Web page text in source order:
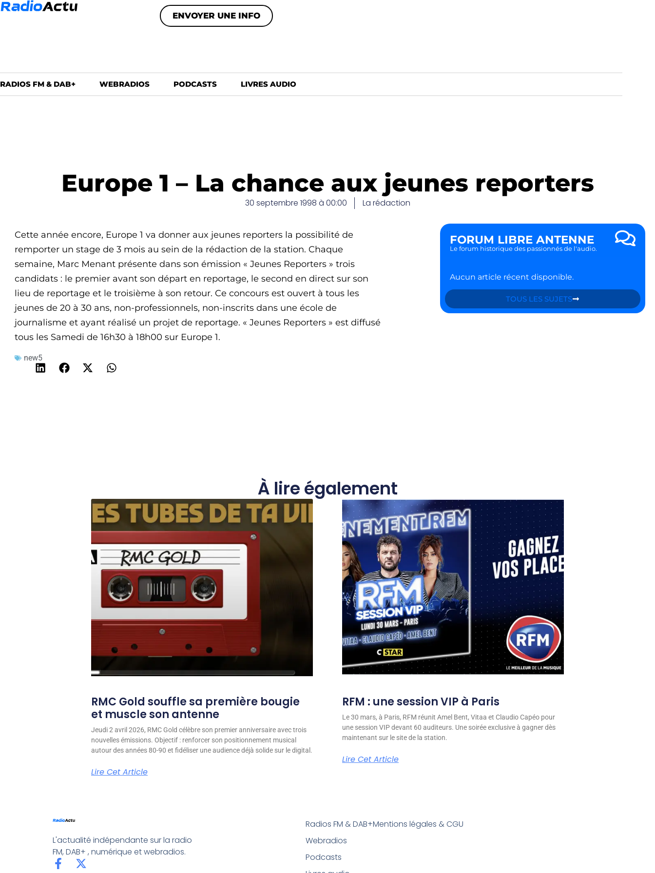
ENVOYER UNE INFO
RADIOS FM & DAB+ WEBRADIOS PODCASTS LIVRES AUDIO
Europe 1 – La chance aux jeunes reporters
30 septembre 1998 à 00:00 La rédaction
Cette année encore, Europe 1 va donner aux jeunes reporters la possibilité de
remporter un stage de 3 mois au sein de la rédaction de la station. Chaque
semaine, Marc Menant présente dans son émission « Jeunes Reporters » trois
candidats : le premier avant son départ en reportage, le second en direct sur son
lieu de reportage et le troisième à son retour. Ce concours est ouvert à tous les
jeunes de 20 à 30 ans, non-professionnels, non-inscrits dans une école de
journalisme et ayant réalisé un projet de reportage. « Jeunes Reporters » est diffusé
tous les Samedi de 16h30 à 18h00 sur Europe 1.
new5
FORUM LIBRE ANTENNE
Le forum historique des passionnés de l'audio.
Aucun article récent disponible.
TOUS LES SUJETS
À lire également
RMC Gold souffle sa première bougie
et muscle son antenne
Jeudi 2 avril 2026, RMC Gold célèbre son premier anniversaire avec trois
nouvelles émissions. Objectif : renforcer son positionnement musical
autour des années 80-90 et fidéliser une audience déjà solide sur le digital.
Lire Cet Article
RFM : une session VIP à Paris
Le 30 mars, à Paris, RFM réunit Amel Bent, Vitaa et Claudio Capéo pour
une session VIP devant 60 auditeurs. Une soirée exclusive à gagner dès
maintenant sur le site de la station.
Lire Cet Article
L'actualité indépendante sur la radio
FM, DAB+ , numérique et webradios.
Radios FM & DAB+
Webradios
Podcasts
Mentions légales & CGU